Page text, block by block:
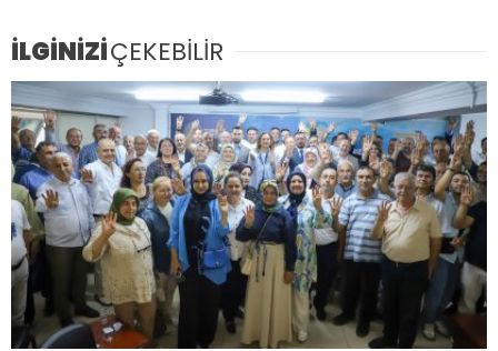
İLGİNİZİÇEKEBİLİR